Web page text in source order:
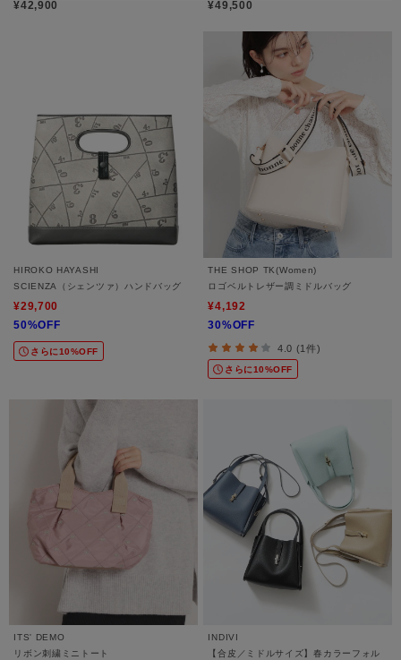
¥42,900 ¥49,500
HIROKO HAYASHI
SCIENZA（シェンツァ）ハンドバッグ
¥29,700
50%OFF
さらに10%OFF
THE SHOP TK(Women)
ロゴベルトレザー調ミドルバッグ
¥4,192
30%OFF
4.0 (1件)
さらに10%OFF
ITS' DEMO
リボン刺繍ミニトート
INDIVI
【合皮／ミドルサイズ】春カラーフォル